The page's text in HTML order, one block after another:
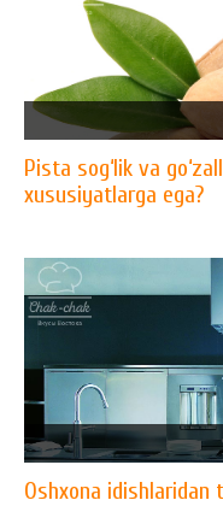
Pista sog‘lik va
xususiyatlarga ega?
Oshxona idishlaridan